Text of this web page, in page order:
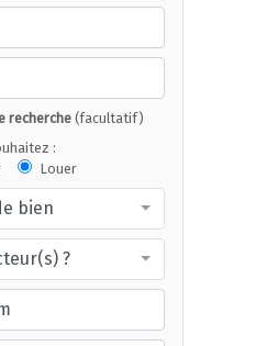
recherche(facultatif)
:
Louer
bien
?